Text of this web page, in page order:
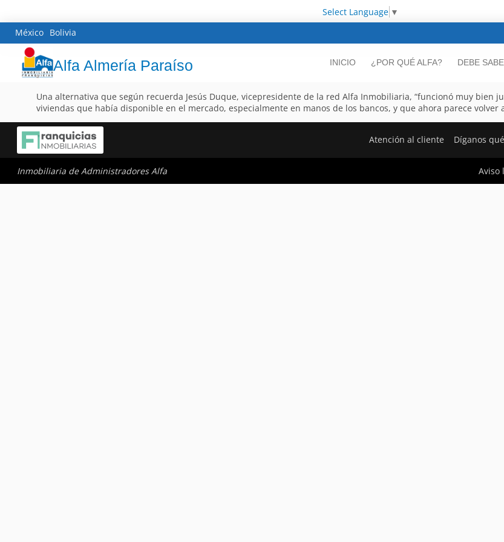
Select Language ▼
México Bolivia
Alfa Almería Paraíso INICIO ¿POR QUÉ ALFA? DEBE
Una alternativa que según recuerda Jesús Duque, vicepresidente de la red Alfa Inmobiliaria, “funcionó muy bien
viviendas que había disponible en el mercado, especialmente en manos de los bancos, y que ahora parece volver
Atención al cliente Díganos
Inmobiliaria de Administradores Alfa Aviso